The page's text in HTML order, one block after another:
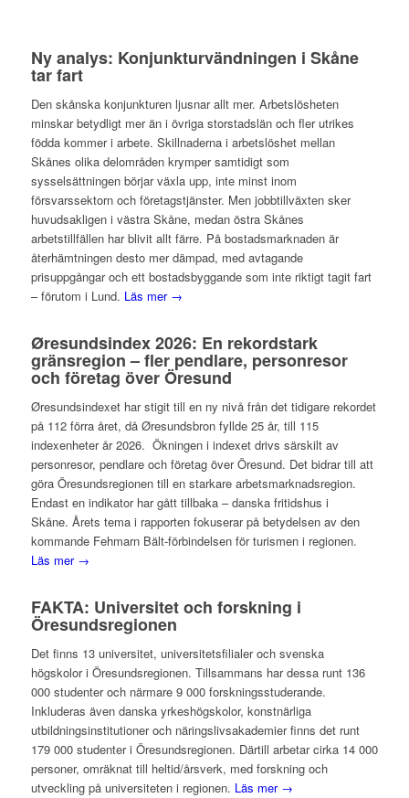
Ny analys: Konjunkturvändningen i Skåne
tar fart
Den skånska konjunkturen ljusnar allt mer. Arbetslösheten
minskar betydligt mer än i övriga storstadslän och fler utrikes
födda kommer i arbete. Skillnaderna i arbetslöshet mellan
Skånes olika delområden krymper samtidigt som
sysselsättningen börjar växla upp, inte minst inom
försvarssektorn och företagstjänster. Men jobbtillväxten sker
huvudsakligen i västra Skåne, medan östra Skånes
arbetstillfällen har blivit allt färre. På bostadsmarknaden är
återhämtningen desto mer dämpad, med avtagande
prisuppgångar och ett bostadsbyggande som inte riktigt tagit fart
– förutom i Lund. Läs mer →
Øresundsindex 2026: En rekordstark
gränsregion – fler pendlare, personresor
och företag över Öresund
Øresundsindexet har stigit till en ny nivå från det tidigare rekordet
på 112 förra året, då Øresundsbron fyllde 25 år, till 115
indexenheter år 2026. Ökningen i indexet drivs särskilt av
personresor, pendlare och företag över Öresund. Det bidrar till att
göra Öresundsregionen till en starkare arbetsmarknadsregion.
Endast en indikator har gått tillbaka – danska fritidshus i
Skåne. Årets tema i rapporten fokuserar på betydelsen av den
kommande Fehmarn Bält-förbindelsen för turismen i regionen.
Läs mer →
FAKTA: Universitet och forskning i
Öresundsregionen
Det finns 13 universitet, universitetsfilialer och svenska
högskolor i Öresundsregionen. Tillsammans har dessa runt 136
000 studenter och närmare 9 000 forskningsstuderande.
Inkluderas även danska yrkeshögskolor, konstnärliga
utbildningsinstitutioner och näringslivsakademier finns det runt
179 000 studenter i Öresundsregionen. Därtill arbetar cirka 14 000
personer, omräknat till heltid/årsverk, med forskning och
utveckling på universiteten i regionen. Läs mer →